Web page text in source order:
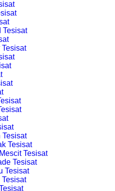
Tesisat
Tesisat
Tesisat
Tesisat
Tesisat
Tesisat
Tesisat
Tesisat